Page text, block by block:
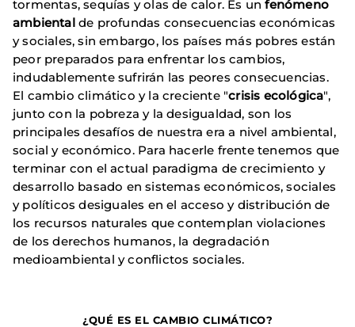
tormentas, sequías y olas de calor. Es unfenómeno
ambiental de profundas consecuencias económicas
y sociales, sin embargo, los países más pobres están
peor preparados para enfrentar los cambios,
indudablemente sufrirán las peores consecuencias.
El cambio climático y la creciente "crisis ecológica",
junto con la pobreza y la desigualdad, son los
principales desafíos de nuestra era a nivel ambiental,
social y económico. Para hacerle frente tenemos que
terminar con el actual paradigma de crecimiento y
desarrollo basado en sistemas económicos, sociales
y políticos desiguales en el acceso y distribución de
los recursos naturales que contemplan violaciones
de los derechos humanos, la degradación
medioambiental y conflictos sociales.
¿QUÉ ES EL CAMBIO CLIMÁTICO?